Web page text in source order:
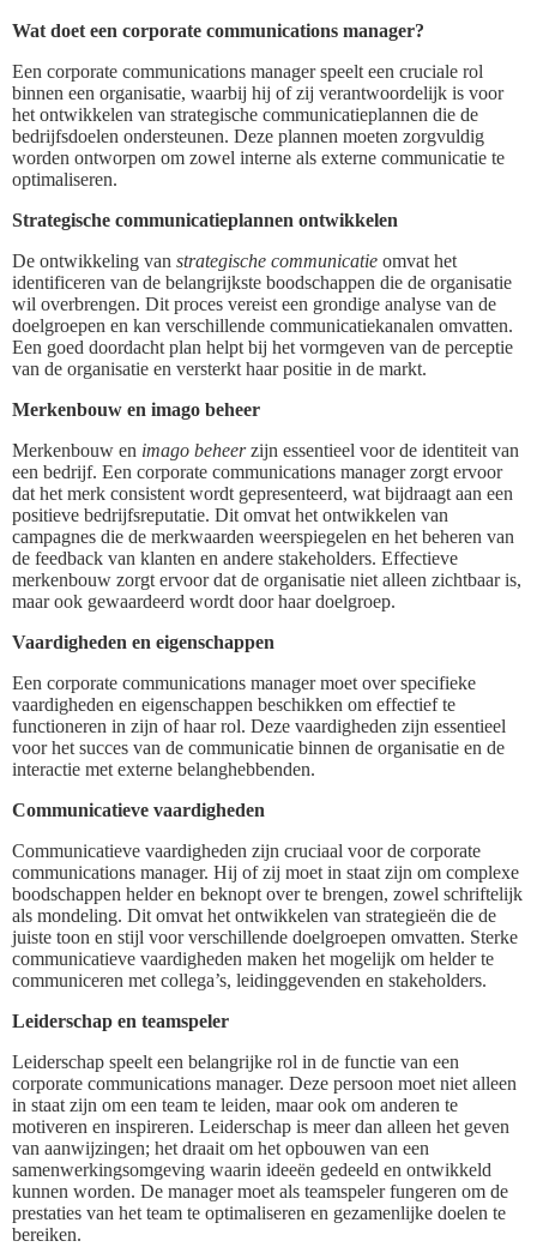
Wat doet een corporate communications manager?
Een corporate communications manager speelt een cruciale rol
binnen een organisatie, waarbij hij of zij verantwoordelijk is voor
het ontwikkelen van strategische communicatieplannen die de
bedrijfsdoelen ondersteunen. Deze plannen moeten zorgvuldig
worden ontworpen om zowel interne als externe communicatie te
optimaliseren.
Strategische communicatieplannen ontwikkelen
De ontwikkeling van strategische communicatie omvat het
identificeren van de belangrijkste boodschappen die de organisatie
wil overbrengen. Dit proces vereist een grondige analyse van de
doelgroepen en kan verschillende communicatiekanalen omvatten.
Een goed doordacht plan helpt bij het vormgeven van de perceptie
van de organisatie en versterkt haar positie in de markt.
Merkenbouw en imago beheer
Merkenbouw en imago beheerzijn essentieel voor de identiteit van
een bedrijf. Een corporate communications manager zorgt ervoor
dat het merk consistent wordt gepresenteerd, wat bijdraagt aan een
positieve bedrijfsreputatie. Dit omvat het ontwikkelen van
campagnes die de merkwaarden weerspiegelen en het beheren van
de feedback van klanten en andere stakeholders. Effectieve
merkenbouw zorgt ervoor dat de organisatie niet alleen zichtbaar is,
maar ook gewaardeerd wordt door haar doelgroep.
Vaardigheden en eigenschappen
Een corporate communications manager moet over specifieke
vaardigheden en eigenschappen beschikken om effectief te
functioneren in zijn of haar rol. Deze vaardigheden zijn essentieel
voor het succes van de communicatie binnen de organisatie en de
interactie met externe belanghebbenden.
Communicatieve vaardigheden
Communicatieve vaardigheden zijn cruciaal voor de corporate
communications manager. Hij of zij moet in staat zijn om complexe
boodschappen helder en beknopt over te brengen, zowel schriftelijk
als mondeling. Dit omvat het ontwikkelen van strategieën die de
juiste toon en stijl voor verschillende doelgroepen omvatten. Sterke
communicatieve vaardigheden maken het mogelijk om helder te
communiceren met collega’s, leidinggevenden en stakeholders.
Leiderschap en teamspeler
Leiderschap speelt een belangrijke rol in de functie van een
corporate communications manager. Deze persoon moet niet alleen
in staat zijn om een team te leiden, maar ook om anderen te
motiveren en inspireren. Leiderschap is meer dan alleen het geven
van aanwijzingen; het draait om het opbouwen van een
samenwerkingsomgeving waarin ideeën gedeeld en ontwikkeld
kunnen worden. De manager moet als teamspeler fungeren om de
prestaties van het team te optimaliseren en gezamenlijke doelen te
bereiken.